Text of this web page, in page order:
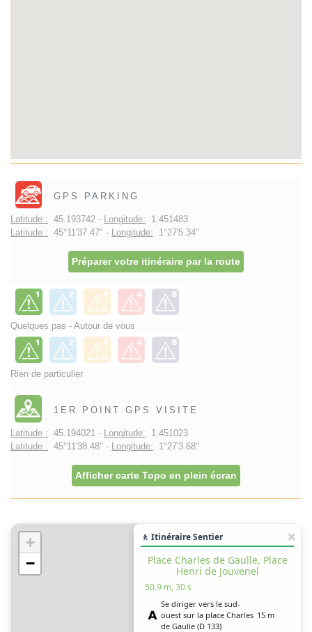
GPS PARKING
Latitude : 45.193742 - Longitude: 1.451483
Latitude : 45°11'37.47" - Longitude: 1°27'5.34"
Préparer votre itinéraire par la route
Quelques pas - Autour de vous
Rien de particulier
1ER POINT GPS VISITE
Latitude : 45.194021 - Longitude: 1.451023
Latitude : 45°11'38.48" - Longitude: 1°27'3.68"
Afficher carte Topo en plein écran
+
−
🚶 Itinéraire Sentier
Place Charles de Gaulle, Place
Henri de Jouvenel
50.9 m, 30 s
Se diriger vers le sud-
ouest sur la place Charles
de Gaulle (D 133)
15 m